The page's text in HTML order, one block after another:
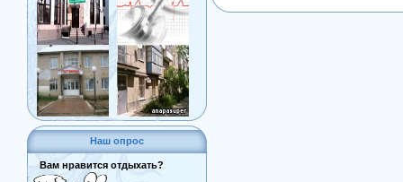
Наш опрос
Вам нравится отдыхать?